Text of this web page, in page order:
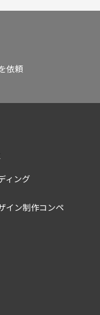
依頼
ィング
イン制作コンペ